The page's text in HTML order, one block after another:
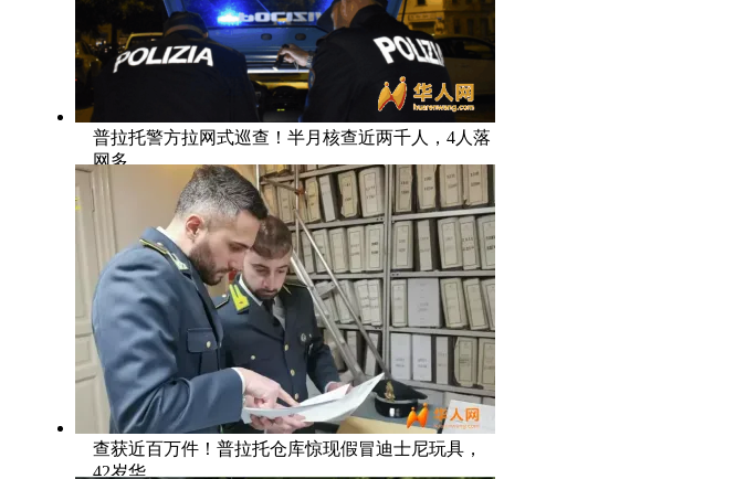
普拉托警方拉网式巡查！半月核查近两千人，4人落
网多
查获近百万件！普拉托仓库惊现假冒迪士尼玩具，
42岁华